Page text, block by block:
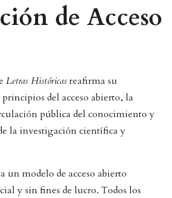
de Acceso
Letras Históricasreafirma su
del acceso abierto, la
pública del conocimiento y
la investigación científica y
un modelo de acceso abierto
y sin fines de lucro. Todos los